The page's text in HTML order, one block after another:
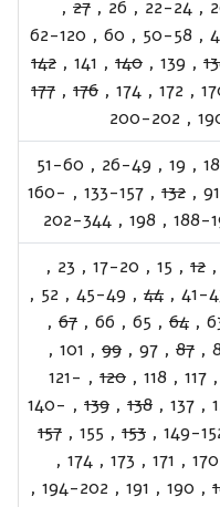
,
22-24
,
26
,
27
,
,
50-58
,
60
,
62-120
,
139
,
140
,
141
,
142
,
172
,
174
,
176
,
177
,
200-202
18
,
19
,
26-49
,
51-60
,
132
,
133-157
,
160-
188-
,
198
,
202-344
,
12
,
15
,
17-20
,
23
,
41-
,
44
,
45-49
,
52
,
,
64
,
65
,
66
,
67
,
,
87
,
97
,
99
,
101
,
,
117
,
118
,
120
,
121-
,
137
,
138
,
139
,
140-
149-
,
153
,
155
,
157
170
,
171
,
173
,
174
,
,
190
,
191
,
194-202
,